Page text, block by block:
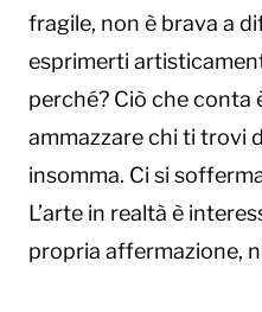
fragile, non è brava a
esprimerti
perché? Ciò che conta
ammazzare chi ti trovi
insomma. Ci si
L’arte in realtà è
propria affermazione,